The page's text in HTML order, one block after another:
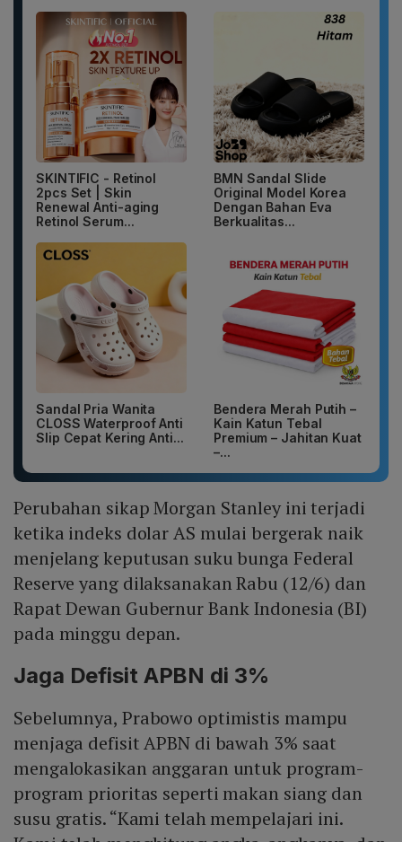
SKINTIFIC - Retinol
2pcs Set | Skin
Renewal Anti-aging
Retinol Serum...
BMN Sandal Slide
Original Model Korea
Dengan Bahan Eva
Berkualitas...
Sandal Pria Wanita
CLOSS Waterproof Anti
Slip Cepat Kering Anti...
Bendera Merah Putih –
Kain Katun Tebal
Premium – Jahitan Kuat
–...
Perubahan sikap Morgan Stanley ini terjadi
ketika indeks dolar AS mulai bergerak naik
menjelang keputusan suku bunga Federal
Reserve yang dilaksanakan Rabu (12/6) dan
Rapat Dewan Gubernur Bank Indonesia (BI)
pada minggu depan.
Jaga Defisit APBN di 3%
Sebelumnya, Prabowo optimistis mampu
menjaga defisit APBN di bawah 3% saat
mengalokasikan anggaran untuk program-
program prioritas seperti makan siang dan
susu gratis. “Kami telah mempelajari ini.